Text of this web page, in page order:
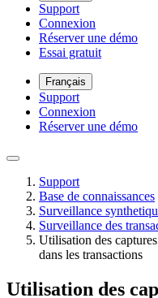
Support
Connexion
Réserver une démo
Essai gratuit
Français
Support
Connexion
Réserver une démo
Support
Base de connaissances
Surveillance
Surveillance des
Utilisation des
dans les transactions
Utilisation des